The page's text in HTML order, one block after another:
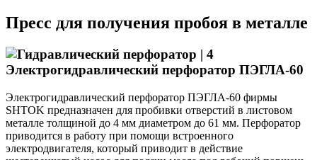
Пресс для получения пробоя в металле
Электрогидравлический перфоратор ПЭГЛА-60
Электрогидравлический перфоратор ПЭГЛА-60 фирмы
SHTOK предназначен для пробивки отверстий в листовом
металле толщиной до 4 мм диаметром до 61 мм. Перфоратор
приводится в работу при помощи встроенного
электродвигателя, который приводит в действие